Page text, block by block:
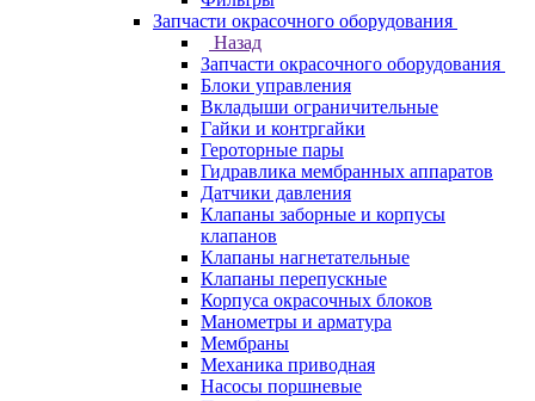
Запчасти окрасочного оборудования
Назад
Запчасти окрасочного оборудования
Блоки управления
Вкладыши ограничительные
Гайки и контргайки
Героторные пары
Гидравлика мембранных аппаратов
Датчики давления
Клапаны заборные и корпусы
клапанов
Клапаны нагнетательные
Клапаны перепускные
Корпуса окрасочных блоков
Манометры и арматура
Мембраны
Механика приводная
Насосы поршневые